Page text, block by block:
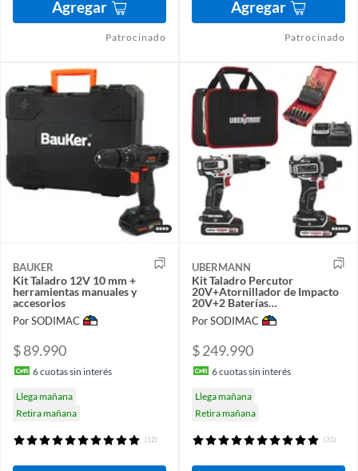
Agregar
Patrocinado
Agregar
Patrocinado
BAUKER
Kit Taladro 12V 10 mm +
herramientas manuales y
accesorios
Por SODIMAC
$ 89.990
6cuotas sin interés
Llega mañana
Retira mañana
(12)
UBERMANN
Kit Taladro Percutor
20V+Atornillador de Impacto
20V+2 Baterías
2AH+Cargador+25 Acc
Por SODIMAC
$ 249.990
6cuotas sin interés
Llega mañana
Retira mañana
(31)